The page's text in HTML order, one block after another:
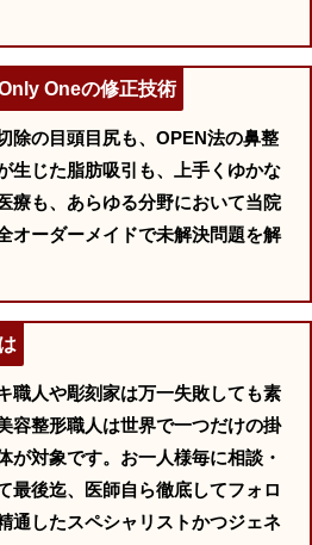
Oneの修正技術
除の目頭目尻も、OPEN法の鼻整
生じた脂肪吸引も、上手くゆかな
療も、あらゆる分野において当院
オーダーメイドで未解決問題を解
職人や彫刻家は万一失敗しても素
容整形職人は世界で一つだけの掛
が対象です。お一人様毎に相談・
最後迄、医師自ら徹底してフォロ
通したスペシャリストかつジェネ